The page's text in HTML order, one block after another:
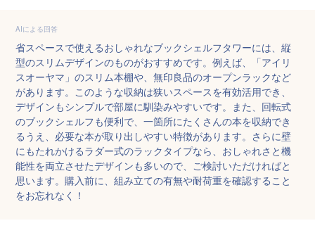
AIによる回答
省スペースで使えるおしゃれなブックシェルフタワーには、縦
型のスリムデザインのものがおすすめです。例えば、「アイリ
スオーヤマ」のスリム本棚や、無印良品のオープンラックなど
があります。このような収納は狭いスペースを有効活用でき、
デザインもシンプルで部屋に馴染みやすいです。また、回転式
のブックシェルフも便利で、一箇所にたくさんの本を収納でき
るうえ、必要な本が取り出しやすい特徴があります。さらに壁
にもたれかけるラダー式のラックタイプなら、おしゃれさと機
能性を両立させたデザインも多いので、ご検討いただければと
思います。購入前に、組み立ての有無や耐荷重を確認すること
をお忘れなく！